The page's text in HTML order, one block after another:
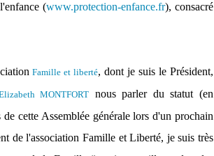
(www.protection-enfance.fr), consacré
Famille et liberté, dont je suis le Président,
MONTFORT nous parler du statut (en
cette Assemblée générale lors d'un prochain
de l'association Famille et Liberté, je suis très